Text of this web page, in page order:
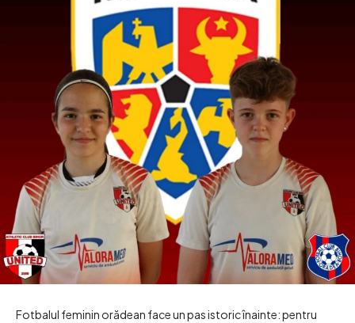
Fotbalul feminin orădean face un pas istoric înainte: pentru